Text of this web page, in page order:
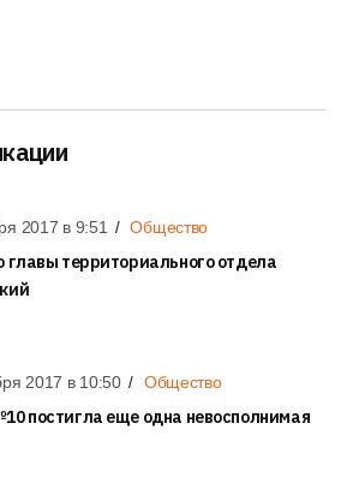
2017 в 9:51 Общество
главы территориального отдела
2017 в 10:50 Общество
постигла еще одна невосполнимая